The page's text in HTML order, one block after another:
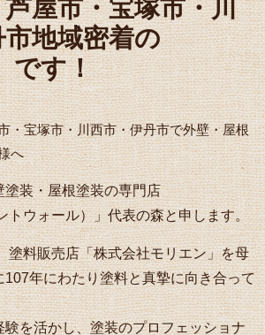
屋市・宝塚市・川
地域密着の
です！
・宝塚市・川西市・伊丹市で外壁・屋根
へ
塗装・屋根塗装の専門店
トウォール）」代表の森と申します。
塗料販売店「株式会社モリエン」を母
107年にわたり塗料と真摯に向き合って
験を活かし、塗装のプロフェッショナ